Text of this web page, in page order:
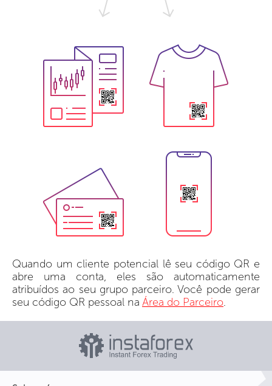
Quando um cliente potencial lê seu código QR e
abre uma conta, eles são automaticamente
atribuídos ao seu grupo parceiro. Você pode gerar
seu código QR pessoal na Área do Parceiro.